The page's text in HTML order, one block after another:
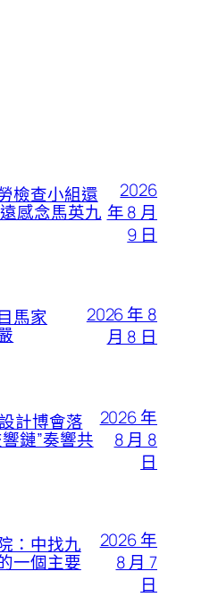
檢查小組還
感念馬英九
2026
年 8 月
9 日
馬家
2026 年 8
月 8 日
計博會落
鏈”奏響共
2026 年
8 月 8
日
：中找九
一個主要
2026 年
8 月 7
日